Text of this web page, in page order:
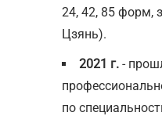
24, 42, 85 форм,
Цзянь).
2021 г. -
по